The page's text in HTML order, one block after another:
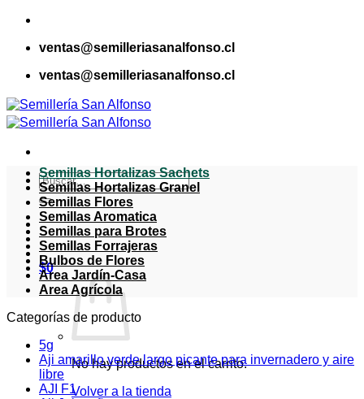
Saltar
contenidoventas@semilleriasanalfonso.cl
ventas@semilleriasanalfonso.cl
Buscar
por:
$0
No hay productos en el carrito.
Volver a la tienda
Semillas Hortalizas Sachets
Semillas Hortalizas Granel
Semillas Flores
Semillas Aromatica
Semillas para Brotes
Semillas Forrajeras
Bulbos de Flores
Area Jardín-Casa
Area Agrícola
Categorías de producto
5g
Aji amarillo verde largo picante para invernadero y aire
libre
AJI F1